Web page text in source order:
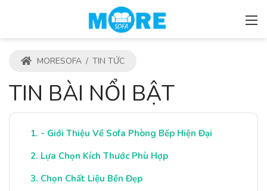
MORESOFA / TIN TỨC
TIN BÀI NỔI BẬT
- Giới Thiệu Về Sofa Phòng Bếp Hiện Đại
Lựa Chọn Kích Thước Phù Hợp
Chọn Chất Liệu Bền Đẹp